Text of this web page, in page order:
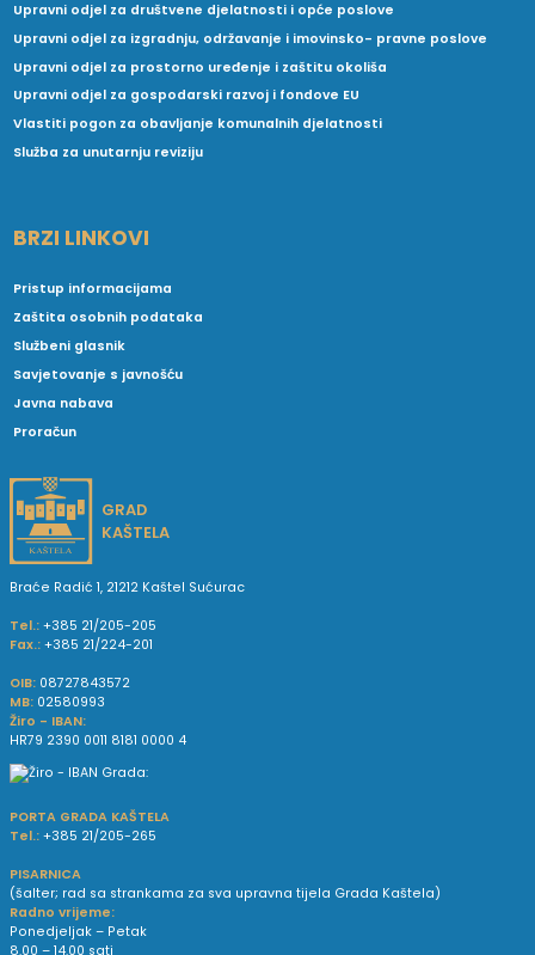
Upravni odjel za društvene djelatnosti i opće poslove
Upravni odjel za izgradnju, održavanje i imovinsko- pravne poslove
Upravni odjel za prostorno uređenje i zaštitu okoliša
Upravni odjel za gospodarski razvoj i fondove EU
Vlastiti pogon za obavljanje komunalnih djelatnosti
Služba za unutarnju reviziju
BRZI LINKOVI
Pristup informacijama
Zaštita osobnih podataka
Službeni glasnik
Savjetovanje s javnošću
Javna nabava
Proračun
GRAD
KAŠTELA
Braće Radić 1, 21212 Kaštel Sućurac
Tel.: +385 21/205-205
Fax.: +385 21/224-201
OIB: 08727843572
MB: 02580993
Žiro - IBAN:
HR79 2390 0011 8181 0000 4
PORTA GRADA KAŠTELA
Tel.: +385 21/205-265
PISARNICA
(šalter; rad sa strankama za sva upravna tijela Grada Kaštela)
Radno vrijeme:
Ponedjeljak – Petak
8.00 – 14.00 sati